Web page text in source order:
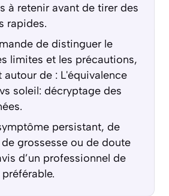
à retenir avant de tirer des
rapides.
de distinguer le
limites et les précautions,
autour de : L'équivalence
soleil: décryptage des
persistant, de
grossesse ou de doute
d’un professionnel de